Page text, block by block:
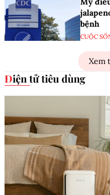
bệnh
CUỘC
Xem
Điện tử tiêu dùng